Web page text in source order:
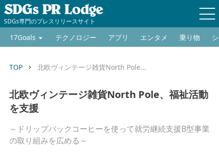
SDGs専門のプレスリリースサイト
17Goals テクノロジー アプリ エンタメ 乗り物
TOP keyboard_arrow_right 北欧ヴィンテージ雑貨North Pole...
北欧ヴィンテージ雑貨North Pole、福祉活動
を支援
～ドリップバックコーヒーを使って就労継続支援B型事業
の取り組みを広める～